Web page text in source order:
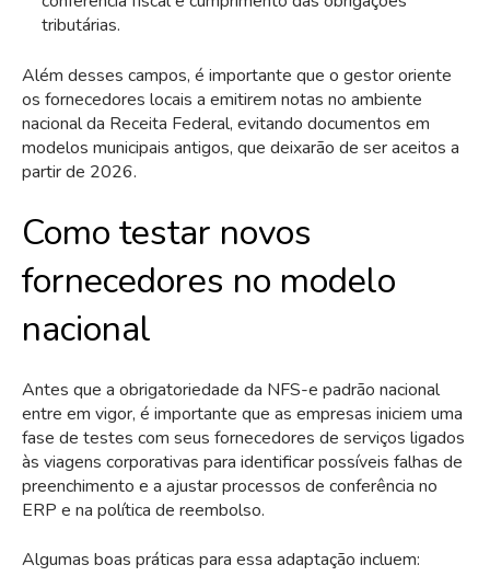
tributárias.
Além desses campos, é importante que o gestor oriente
os fornecedores locais a emitirem notas no ambiente
nacional da Receita Federal, evitando documentos em
modelos municipais antigos, que deixarão de ser aceitos a
partir de 2026.
Como testar novos
fornecedores no modelo
nacional
Antes que a obrigatoriedade da NFS-e padrão nacional
entre em vigor, é importante que as empresas iniciem uma
fase de testes com seus fornecedores de serviços ligados
às viagens corporativas para identificar possíveis falhas de
preenchimento e a ajustar processos de conferência no
ERP e na política de reembolso.
Algumas boas práticas para essa adaptação incluem: